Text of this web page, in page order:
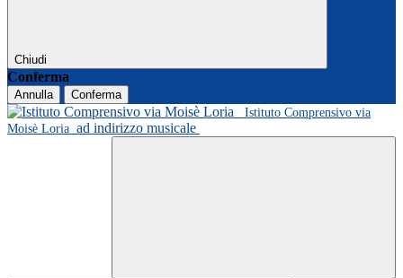
Chiudi
Conferma
Annulla
Conferma
Istituto Comprensivo via
Moisè Loria ad indirizzo musicale